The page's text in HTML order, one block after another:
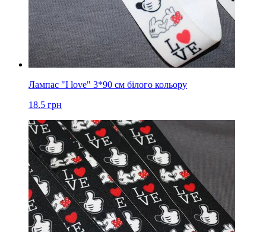
Лампас "I love" 3*90 см білого кольору
18.5 грн